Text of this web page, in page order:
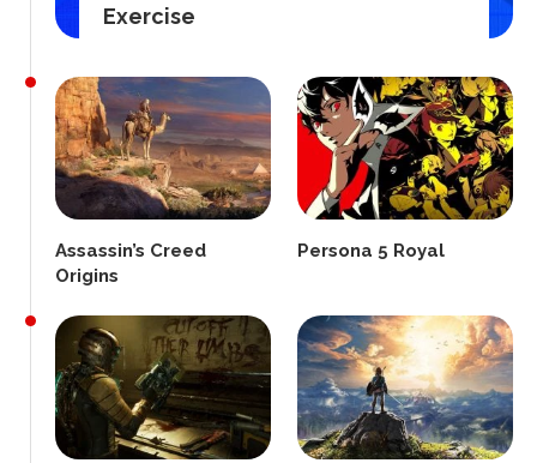
Exercise
Assassin’s Creed
Origins
Persona 5 Royal